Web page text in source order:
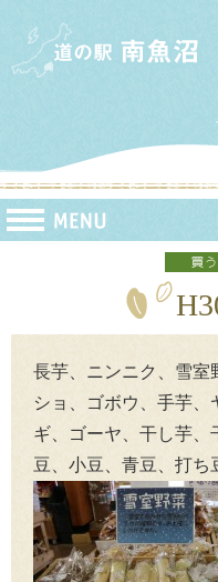
長芋、ニンニク、雪室
ショ、ゴボウ、手芋、
ギ、ゴーヤ、干し芋、
豆、小豆、青豆、打